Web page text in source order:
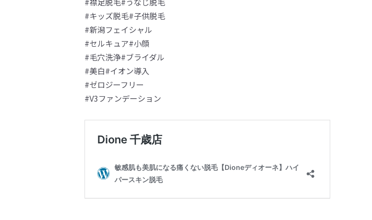
#キッズ脱毛#子供脱毛
#新潟フェイシャル
#セルキュア#小顔
#毛穴洗浄#ブライダル
#美白#イオン導入
#ゼロジーフリー
#V3ファンデーション